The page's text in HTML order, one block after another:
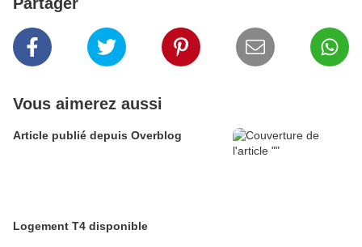
Vous aimerez aussi
Article publié depuis Overblog
Logement T4 disponible